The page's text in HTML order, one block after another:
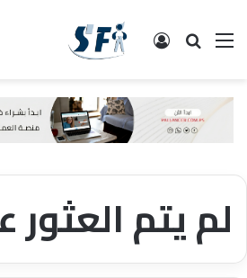
القائمة البحث تسجيل الدخول
لم يتم العثور